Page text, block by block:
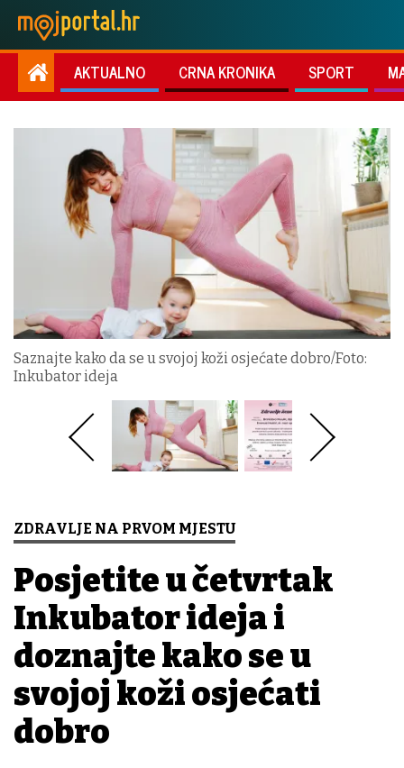
AKTUALNO CRNA KRONIKA SPORT
Saznajte kako da se u svojoj koži osjećate dobro/Foto:
Inkubator ideja
ZDRAVLJE NA PRVOM MJESTU
Posjetite u četvrtak
Inkubator ideja i
doznajte kako se u
svojoj koži osjećati
dobro